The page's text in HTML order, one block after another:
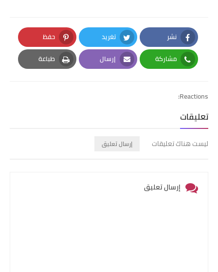
نشر
Facebook
تغريد
Twitter
حفظ
Pinterest
مشاركة
Whatsapp
إرسال
Email
طباعة
Print
Reactions:
تعليقات
ليست هناك تعليقات إرسال تعليق
إرسال تعليق